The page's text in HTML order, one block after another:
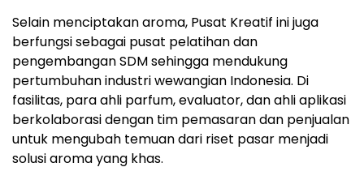
Selain menciptakan aroma, Pusat Kreatif ini juga
berfungsi sebagai pusat pelatihan dan
pengembangan SDM sehingga mendukung
pertumbuhan industri wewangian Indonesia. Di
fasilitas, para ahli parfum, evaluator, dan ahli aplikasi
berkolaborasi dengan tim pemasaran dan penjualan
untuk mengubah temuan dari riset pasar menjadi
solusi aroma yang khas.